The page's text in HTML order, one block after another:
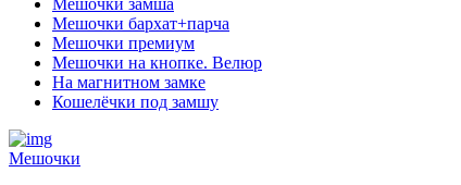
Мешочки замша
Мешочки бархат+парча
Мешочки премиум
Мешочки на кнопке. Велюр
На магнитном замке
Кошелёчки под замшу
Мешочки